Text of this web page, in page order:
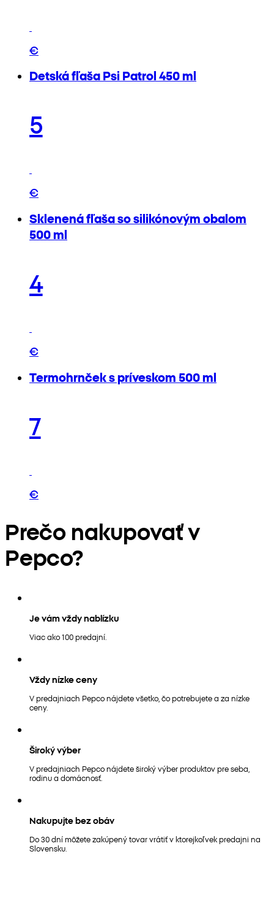
€
Detská fľaša Psi Patrol 450 ml
5
€
Sklenená fľaša so silikónovým obalom
500 ml
4
€
Termohrnček s príveskom 500 ml
7
€
Prečo nakupovať v
Pepco?
Je vám vždy nablízku
Viac ako 100 predajní.
Vždy nízke ceny
V predajniach Pepco nájdete všetko, čo potrebujete a za nízke
ceny.
Široký výber
V predajniach Pepco nájdete široký výber produktov pre seba,
rodinu a domácnosť.
Nakupujte bez obáv
Do 30 dní môžete zakúpený tovar vrátiť v ktorejkoľvek predajni na
Slovensku.